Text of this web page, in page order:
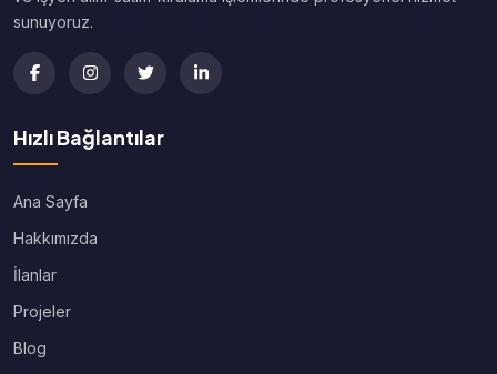
sunuyoruz.
Hızlı Bağlantılar
Ana Sayfa
Hakkımızda
İlanlar
Projeler
Blog